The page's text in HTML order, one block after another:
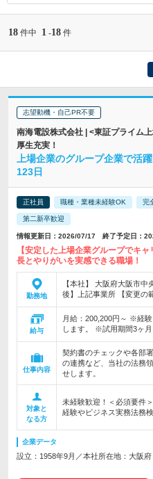
18 件中 1 -18 件
志望動機・自己PR不要
南海電設株式会社 | <東証プライム
厚生充実！
上場企業のグループ企業で活
123日
正社員 職種・業種未経験OK 完
第二新卒歓迎
情報更新日：2026/07/17 終了予定日：
【安定した上場企業グループでキ
長とやりがいを実感できる職場！
勤務地
【本社】 大阪府大阪市
後】上記事業所 【変更の
給与
月給：200,200円～ ※経
します。 ※試用期間3ヶ
仕事内容
契約書のチェックや各部
の連携など、当社の法務
せします。
対象と
なる方
未経験歓迎！＜必須要件
経験やビジネス実務法務
企業データ
設立：1958年9月／本社所在地：大阪府